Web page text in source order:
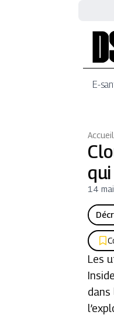
E-
Accueil
14
Les
dans